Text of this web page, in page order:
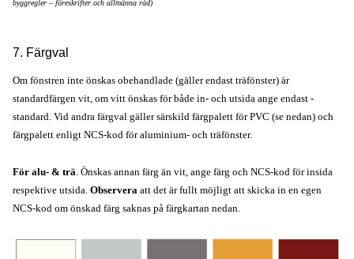
byggregler – föreskrifter och allmänna råd)
7. Färgval
Om fönstren inte önskas obehandlade (gäller endast träfönster) är
standardfärgen vit, om vitt önskas för både in- och utsida ange endast -
standard. Vid andra färgval gäller särskild färgpalett för PVC (se nedan) och
färgpalett enligt NCS-kod för aluminium- och träfönster.
För alu- & trä. Önskas annan färg än vit, ange färg och NCS-kod för insida
respektive utsida. Observera att det är fullt möjligt att skicka in en egen
NCS-kod om önskad färg saknas på färgkartan nedan.